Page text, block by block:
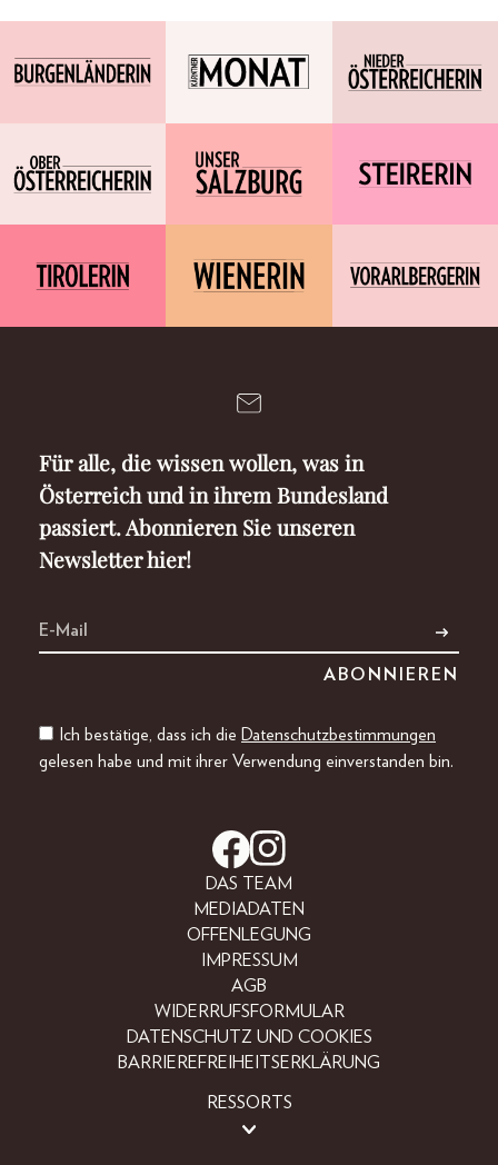
Für alle, die wissen wollen, was in
Österreich und in ihrem Bundesland
passiert. Abonnieren Sie unseren
Newsletter hier!
Ich bestätige, dass ich die Datenschutzbestimmungen
gelesen habe und mit ihrer Verwendung einverstanden bin.
DAS TEAM
MEDIADATEN
OFFENLEGUNG
IMPRESSUM
AGB
WIDERRUFSFORMULAR
DATENSCHUTZ UND COOKIES
BARRIEREFREIHEITSERKLÄRUNG
RESSORTS